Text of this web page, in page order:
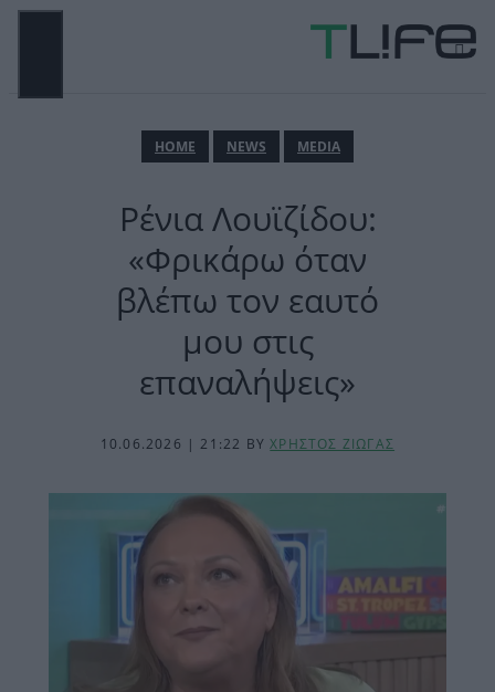
Μετάβαση
ΗΟΜΕ NEWS MEDIA
Ρένια Λουϊζίδου:
«Φρικάρω όταν
βλέπω τον εαυτό
μου στις
επαναλήψεις»
10.06.2026 | 21:22 BYΧΡΗΣΤΟΣ ΖΙΩΓΑΣ